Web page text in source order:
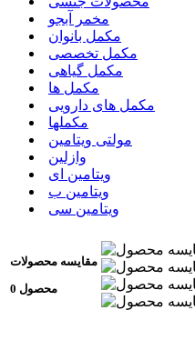
مخمر آبجو
مکمل بانوان
مکمل تخصصی
مکمل گیاهی
مکمل ها
مکمل های دارویی
مکملها
مولتی ویتامین
وازلین
ویتامین ای
ویتامین ب
ویتامین سی
مقایسه محصولات
0 محصول